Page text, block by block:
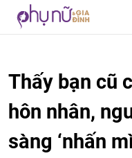
Thấy bạn cũ
hôn nhân,
sàng ‘nhấn